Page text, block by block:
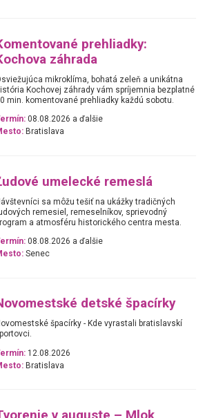
prehliadky:
záhrada
mikroklíma, bohatá zeleň a unikátna
Kochovej záhrady vám spríjemnia bezplatné
min. komentované prehliadky každú sobotu.
08.08.2026 a ďalšie
Bratislava
umelecké remeslá
sa môžu tešiť na ukážky tradičných
remesiel, remeselníkov, sprievodný
a atmosféru historického centra mesta.
08.08.2026 a ďalšie
Senec
detské špacírky
špacírky - Kde vyrastali bratislavskí
12.08.2026
Bratislava